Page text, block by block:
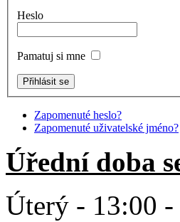
Heslo
Pamatuj si mne
Zapomenuté heslo?
Zapomenuté uživatelské jméno?
Úřední doba
Úterý - 13:00 -